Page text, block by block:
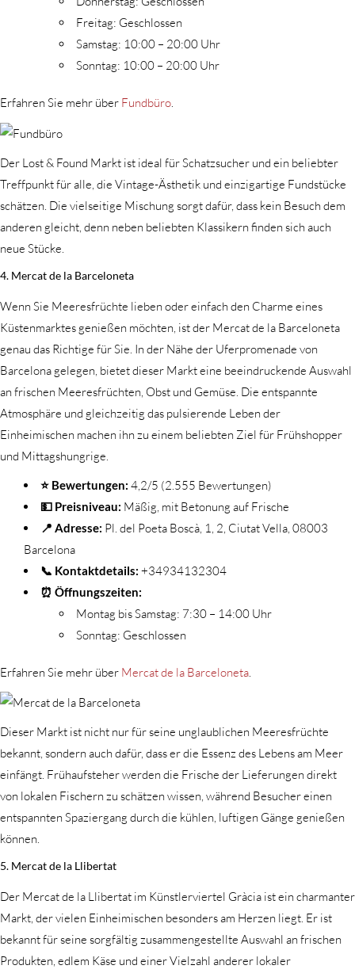
Freitag: Geschlossen
Samstag: 10:00 – 20:00 Uhr
Sonntag: 10:00 – 20:00 Uhr
Erfahren Sie mehr über Fundbüro.
Der Lost & Found Markt ist ideal für Schatzsucher und ein beliebter
Treffpunkt für alle, die Vintage-Ästhetik und einzigartige Fundstücke
schätzen. Die vielseitige Mischung sorgt dafür, dass kein Besuch dem
anderen gleicht, denn neben beliebten Klassikern finden sich auch
neue Stücke.
4. Mercat de la Barceloneta
Wenn Sie Meeresfrüchte lieben oder einfach den Charme eines
Küstenmarktes genießen möchten, ist der Mercat de la Barceloneta
genau das Richtige für Sie. In der Nähe der Uferpromenade von
Barcelona gelegen, bietet dieser Markt eine beeindruckende Auswahl
an frischen Meeresfrüchten, Obst und Gemüse. Die entspannte
Atmosphäre und gleichzeitig das pulsierende Leben der
Einheimischen machen ihn zu einem beliebten Ziel für Frühshopper
und Mittagshungrige.
⭐ Bewertungen: 4,2/5 (2.555 Bewertungen)
💵 Preisniveau: Mäßig, mit Betonung auf Frische
📍 Adresse: Pl. del Poeta Boscà, 1, 2, Ciutat Vella, 08003
Barcelona
📞 Kontaktdetails: +34934132304
⏰ Öffnungszeiten:
Montag bis Samstag: 7:30 – 14:00 Uhr
Sonntag: Geschlossen
Erfahren Sie mehr über Mercat de la Barceloneta
Dieser Markt ist nicht nur für seine unglaublichen Meeresfrüchte
bekannt, sondern auch dafür, dass er die Essenz des Lebens am Meer
einfängt. Frühaufsteher werden die Frische der Lieferungen direkt
von lokalen Fischern zu schätzen wissen, während Besucher einen
entspannten Spaziergang durch die kühlen, luftigen Gänge genießen
können.
5. Mercat de la Llibertat
Der Mercat de la Llibertat im Künstlerviertel Gràcia ist ein charmanter
Markt, der vielen Einheimischen besonders am Herzen liegt. Er ist
bekannt für seine sorgfältig zusammengestellte Auswahl an frischen
Produkten, edlem Käse und einer Vielzahl anderer lokaler